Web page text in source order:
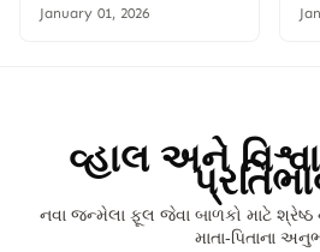
January 01, 2026
વ્હાલ અને
નવા જન્મેલા ફૂલ જેવા બાળકો માટે
માતા-પિતાના